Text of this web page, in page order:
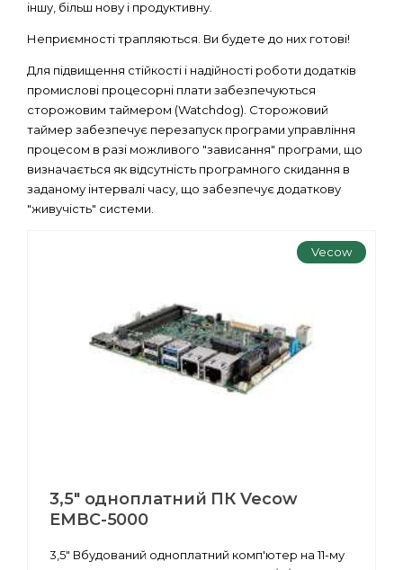
іншу, більш нову і продуктивну.
Неприємності трапляються. Ви будете до них готові!
Для підвищення стійкості і надійності роботи додатків
промислові процесорні плати забезпечуються
сторожовим таймером (Watchdog). Сторожовий
таймер забезпечує перезапуск програми управління
процесом в разі можливого "зависання" програми, що
визначається як відсутність програмного скидання в
заданому інтервалі часу, що забезпечує додаткову
"живучість" системи.
Vecow
3,5" одноплатний ПК Vecow
EMBC-5000
3,5" Вбудований одноплатний комп'ютер на 11-му